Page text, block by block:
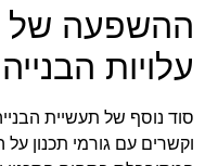
ההשפעה של
עלויות הבנייה
סוד נוסף של תעשיית
וקשרים עם גורמי תכנון